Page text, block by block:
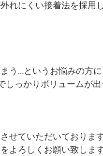
れにくい接着法を採用
う…というお悩みの方
しっかりボリュームが
せていただいておりま
よろしくお願い致します